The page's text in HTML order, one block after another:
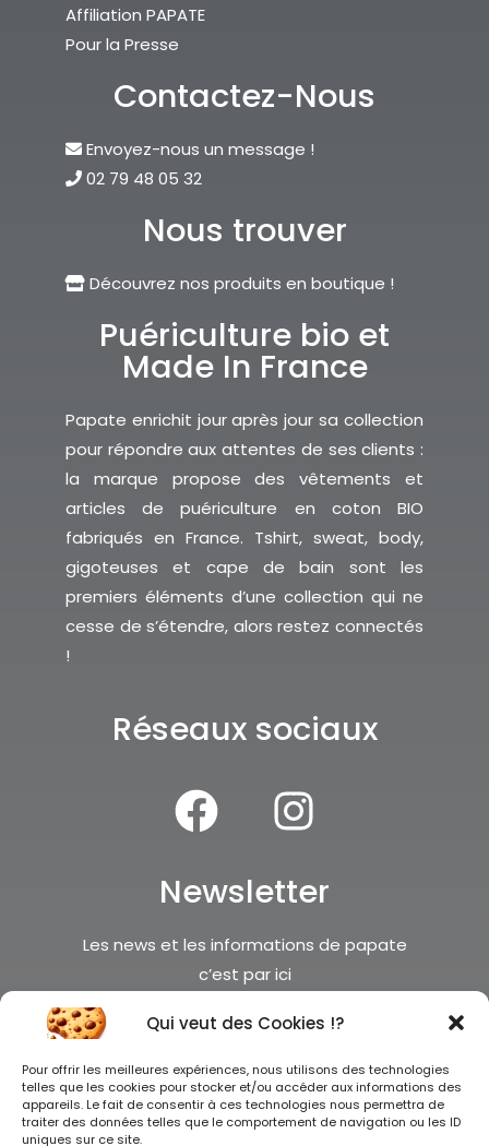
Qui veut des Cookies !?
Pour offrir les meilleures expériences, nous utilisons des technologies
telles que les cookies pour stocker et/ou accéder aux informations des
appareils. Le fait de consentir à ces technologies nous permettra de
traiter des données telles que le comportement de navigation ou les ID
uniques sur ce site.
Affiliation PAPATE
Pour la Presse
Contactez-Nous
Envoyez-nous un message !
02 79 48 05 32
Nous trouver
Découvrez nos produits en boutique !
Puériculture bio et
Made In France
Papate enrichit jour après jour sa collection
pour répondre aux attentes de ses clients :
la marque propose des vêtements et
articles de puériculture en coton BIO
fabriqués en France. Tshirt, sweat, body,
gigoteuses et cape de bain sont les
premiers éléments d’une collection qui ne
cesse de s’étendre, alors restez connectés
!
Réseaux sociaux
Newsletter
Les news et les informations de papate
c’est par ici
Je m'inscris !